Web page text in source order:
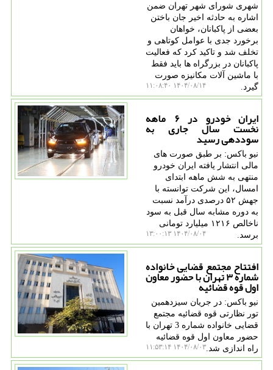
شهری شورای شهر تهران ضمن
اشاره به حادثه اخیر جان باختن
بعضی از پاکبانان، خواهان
برخورد جدی با عوامل کوتاهی و
تخلف شد و تاکید کرد که فعالیت
پاکبانان در بزرگراه ها باید فقط
با ماشین آلات مکانیزه صورت
گیرد.
۱۴۰۴/۰۸/۱۴ ۱۱:۰۸:۴۰
ایران خودرو در ۶ ماهه
نخست سال جاری به
سوددهی رسید
نیو باکس: بر طبق صورت های
مالی انتشار یافته ایران خودرو
منتهی به شش ماهه ابتدای
امسال، این شرکت توانسته با
جهش ۵۲ درصدی درآمد نسبت
به دوره مشابه سال قبل به سود
ناخالص ۱۲۱۶ میلیارد تومانی
برسد.
۱۴۰۴/۰۸/۰۴ ۱۳:۰۰:۱۳
افتتاح مجتمع قضایی خانواده
شماره ۳ تهران با حضور معاون
اول قوه قضائیه
نیو باکس: در جریان سیزدهمین
تور نظارتی قوه قضائیه مجتمع
قضایی خانواده شماره 3 تهران با
حضور معاون اول قوه قضائیه
راه اندازی شد. ۱۴۰۴/۰۸/۰۳ ۱۱:۵۳:۱۴